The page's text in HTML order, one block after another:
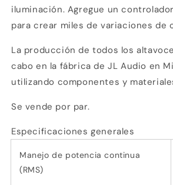
iluminación. Agregue un
para crear miles de variaciones de
La producción de todos los
cabo en la fábrica de JL Audio en
utilizando componentes y
Se vende por par.
Especificaciones generales
Manejo de potencia continua
(RMS)
Crédito sujeto a
¿Tienes dudas? Consulta